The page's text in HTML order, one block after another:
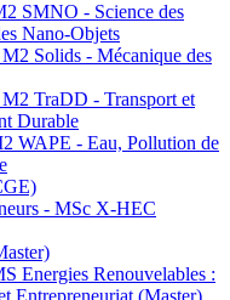
SMNO - Science des
Nano-Objets
Solids - Mécanique des
TraDD - Transport et
Durable
WAPE - Eau, Pollution de
- MSc X-HEC
Energies Renouvelables :
Entrepreneuriat (Master)